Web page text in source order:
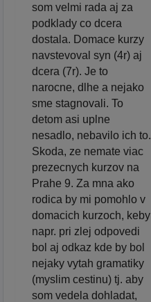
som velmi rada aj za
podklady co dcera
dostala. Domace kurzy
navstevoval syn (4r) aj
dcera (7r). Je to
narocne, dlhe a nejako
sme stagnovali. To
detom asi uplne
nesadlo, nebavilo ich to.
Skoda, ze nemate viac
prezecnych kurzov na
Prahe 9. Za mna ako
rodica by mi pomohlo v
domacich kurzoch, keby
napr. pri zlej odpovedi
bol aj odkaz kde by bol
nejaky vytah gramatiky
(myslim cestinu) tj. aby
som vedela dohladat,